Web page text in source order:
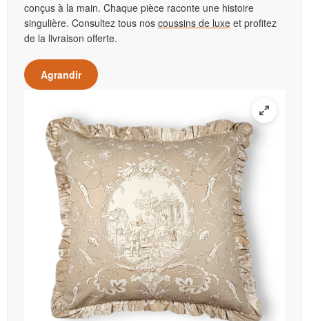
conçus à la main. Chaque pièce raconte une histoire
singulière. Consultez tous nos coussins de luxe et profitez
de la livraison offerte.
Agrandir